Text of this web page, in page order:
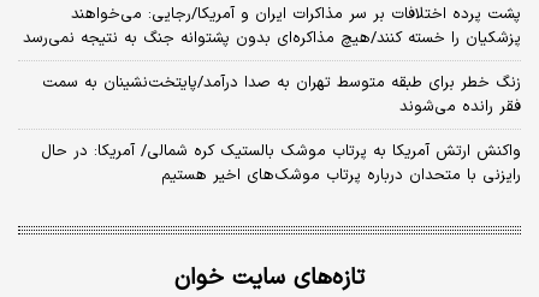
پشت پرده اختلافات بر سر مذاکرات ایران و آمریکا/رجایی: می‌خواهند
پزشکیان را خسته کنند/هیچ مذاکره‌ای بدون پشتوانه جنگ به نتیجه نمی‌رسد
زنگ خطر برای طبقه متوسط تهران به صدا درآمد/پایتخت‌نشینان به سمت
فقر رانده می‌شوند
واکنش ارتش آمریکا به پرتاب موشک بالستیک کره شمالی/ آمریکا: در حال
رایزنی با متحدان درباره پرتاب موشک‌های اخیر هستیم
تازه‌های سایت خوان